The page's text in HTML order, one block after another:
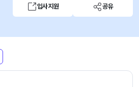
입사지원 공유